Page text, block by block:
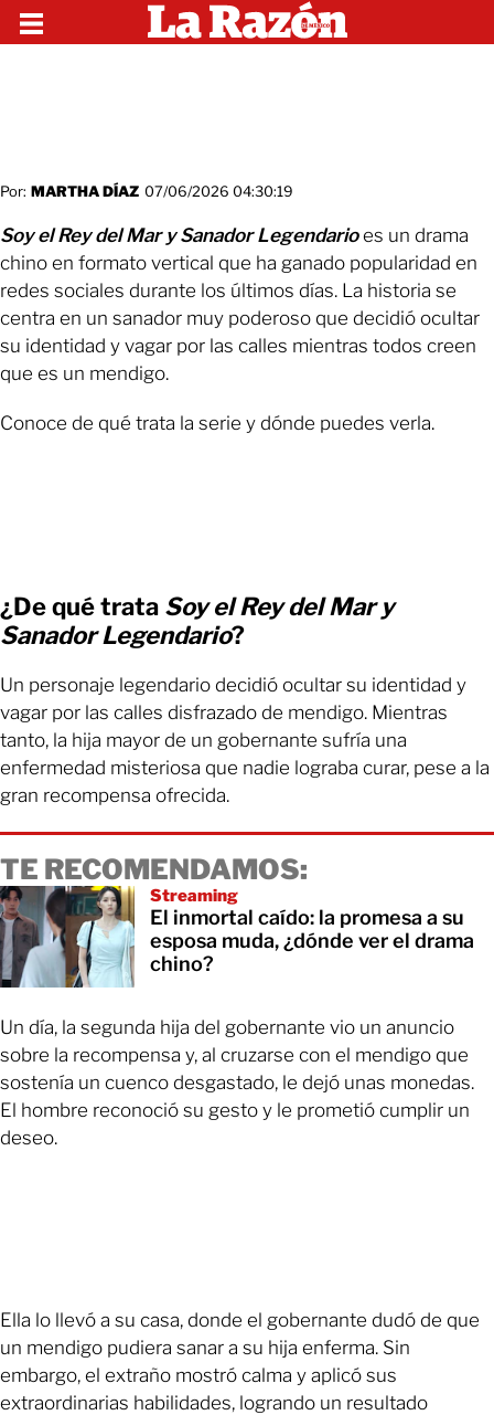
Por: MARTHA DÍAZ 07/06/2026 04:30:19
Soy el Rey del Mar y Sanador Legendarioes un drama
chino en formato vertical que ha ganado popularidad en
redes sociales durante los últimos días. La historia se
centra en un sanador muy poderoso que decidió ocultar
su identidad y vagar por las calles mientras todos creen
que es un mendigo.
Conoce de qué trata la serie y dónde puedes verla.
¿De qué trata Soy el Rey del Mar y
Sanador Legendario?
Un personaje legendario decidió ocultar su identidad y
vagar por las calles disfrazado de mendigo. Mientras
tanto, la hija mayor de un gobernante sufría una
enfermedad misteriosa que nadie lograba curar, pese a la
gran recompensa ofrecida.
TE RECOMENDAMOS:
Streaming
El inmortal caído: la promesa a su
esposa muda, ¿dónde ver el drama
chino?
Un día, la segunda hija del gobernante vio un anuncio
sobre la recompensa y, al cruzarse con el mendigo que
sostenía un cuenco desgastado, le dejó unas monedas.
El hombre reconoció su gesto y le prometió cumplir un
deseo.
Ella lo llevó a su casa, donde el gobernante dudó de que
un mendigo pudiera sanar a su hija enferma. Sin
embargo, el extraño mostró calma y aplicó sus
extraordinarias habilidades, logrando un resultado